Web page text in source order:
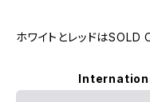
ホワイトとレッドはSOLD